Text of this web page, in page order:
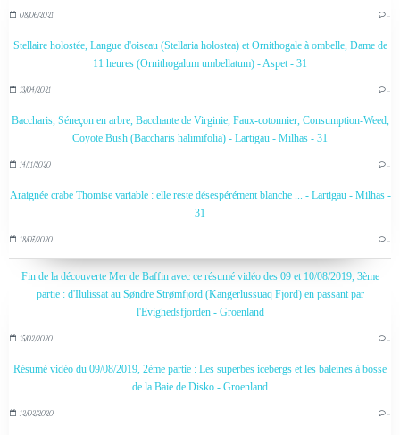
08/06/2021 …
Stellaire holostée, Langue d'oiseau (Stellaria holostea) et Ornithogale à ombelle, Dame de
11 heures (Ornithogalum umbellatum) - Aspet - 31
13/04/2021 …
Baccharis, Séneçon en arbre, Bacchante de Virginie, Faux-cotonnier, Consumption-Weed,
Coyote Bush (Baccharis halimifolia) - Lartigau - Milhas - 31
14/11/2020 …
Araignée crabe Thomise variable : elle reste désespérément blanche ... - Lartigau - Milhas -
31
18/07/2020 …
Fin de la découverte Mer de Baffin avec ce résumé vidéo des 09 et 10/08/2019, 3ème
partie : d'Ilulissat au Søndre Strømfjord (Kangerlussuaq Fjord) en passant par
l'Evighedsfjorden - Groenland
15/02/2020 …
Résumé vidéo du 09/08/2019, 2ème partie : Les superbes icebergs et les baleines à bosse
de la Baie de Disko - Groenland
12/02/2020 …